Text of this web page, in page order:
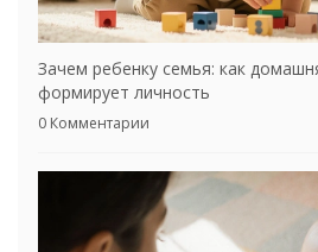
Зачем ребенку семья: как
формирует личность
0 Комментарии